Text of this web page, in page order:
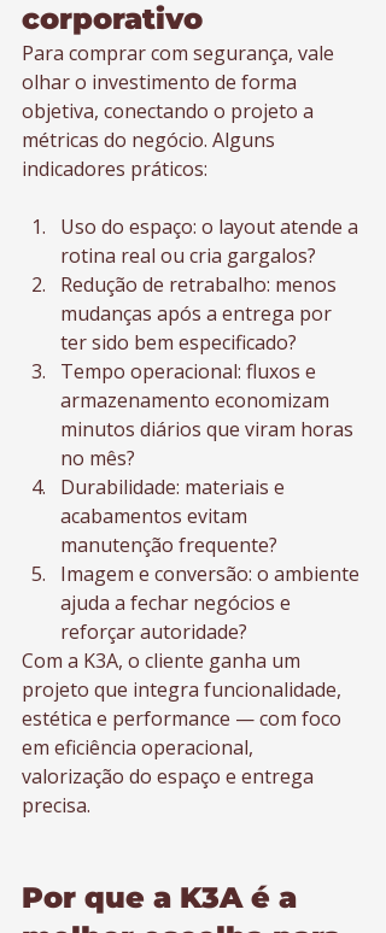
corporativo
Para comprar com segurança, vale
olhar o investimento de forma
objetiva, conectando o projeto a
métricas do negócio. Alguns
indicadores práticos:
Uso do espaço: o layout atende a
rotina real ou cria gargalos?
Redução de retrabalho: menos
mudanças após a entrega por
ter sido bem especificado?
Tempo operacional: fluxos e
armazenamento economizam
minutos diários que viram horas
no mês?
Durabilidade: materiais e
acabamentos evitam
manutenção frequente?
Imagem e conversão: o ambiente
ajuda a fechar negócios e
reforçar autoridade?
Com a K3A, o cliente ganha um
projeto que integra funcionalidade,
estética e performance — com foco
em eficiência operacional,
valorização do espaço e entrega
precisa.
Por que a K3A é a